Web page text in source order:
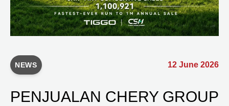
NEWS 12 June 2026
PENJUALAN CHERY GROUP